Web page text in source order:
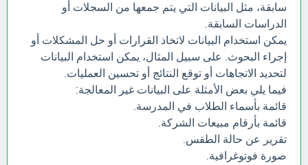
سابقة، مثل البيانات التي يتم جمعها من السجلات أو
الدراسات السابقة.
يمكن استخدام البيانات لاتخاذ القرارات أو حل المشكلات أو
إجراء البحوث. على سبيل المثال، يمكن استخدام البيانات
لتحديد الاتجاهات أو توقع النتائج أو تحسين العمليات.
فيما يلي بعض الأمثلة على البيانات غير المعالجة:
قائمة بأسماء الطلاب في المدرسة.
قائمة بأرقام مبيعات الشركة.
تقرير عن حالة الطقس.
صورة فوتوغرافية.